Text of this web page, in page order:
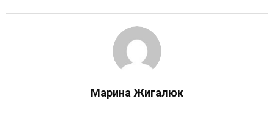
Марина Жигалюк